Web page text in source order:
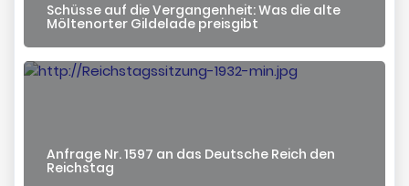
Schüsse auf die Vergangenheit: Was die alte
Möltenorter Gildelade preisgibt
Anfrage Nr. 1597 an das Deutsche Reich den
Reichstag